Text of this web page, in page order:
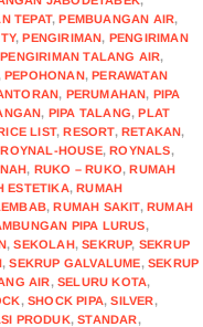
TEPAT,PEMBUANGAN AIR,
,PENGIRIMAN, PENGIRIMAN
PENGIRIMAN TALANG AIR,
,PEPOHONAN,PERAWATAN
, PERUMAHAN, PIPA
, PIPA TALANG,PLAT
LIST,RESORT,RETAKAN,
ROYNAL-HOUSE,ROYNALS,
, RUKO – RUKO,RUMAH
ESTETIKA,RUMAH
,RUMAH SAKIT,RUMAH
PIPA LURUS,
,SEKOLAH,SEKRUP, SEKRUP
,SEKRUP GALVALUME,SEKRUP
AIR,SELURU KOTA,
,SHOCK PIPA,SILVER,
PRODUK,STANDAR,